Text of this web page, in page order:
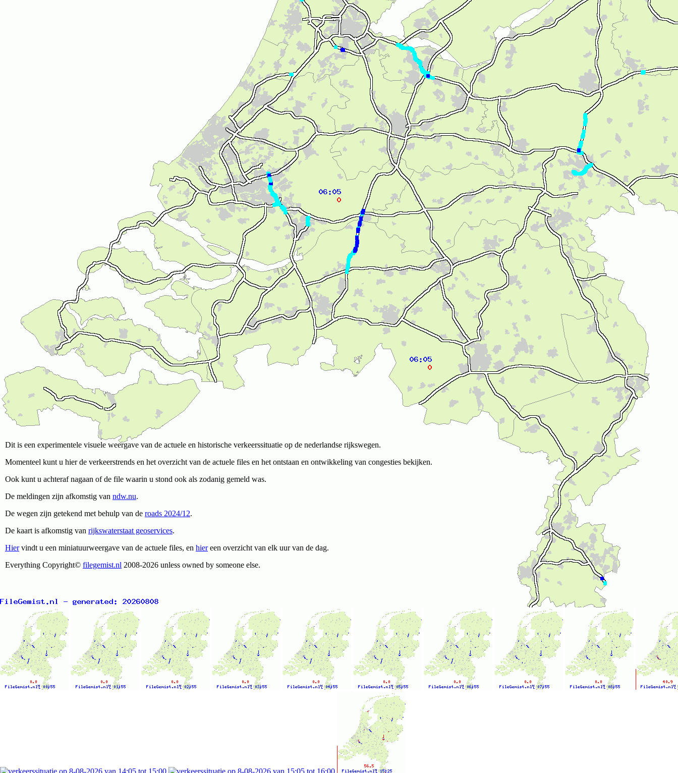
Dit is een experimentele visuele weergave van de actuele en historische verkeerssituatie op de nederlandse rijkswegen.
Momenteel kunt u hier de verkeerstrends en het overzicht van de actuele files en het ontstaan en ontwikkeling van congesties bekijken.
Ook kunt u achteraf nagaan of de file waarin u stond ook als zodanig gemeld was.
De meldingen zijn afkomstig van ndw.nu.
De wegen zijn getekend met behulp van de roads 2024/12.
De kaart is afkomstig van rijkswaterstaat geoservices.
Hiervindt u een miniatuurweergave van de actuele files, en hiereen overzicht van elk uur van de dag.
Everything Copyright© filegemist.nl 2008-2026 unless owned by someone else.